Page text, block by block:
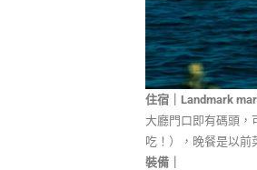
住宿｜Landmark
大廳門口即有碼頭，
吃！），晚餐是以前
裝備｜